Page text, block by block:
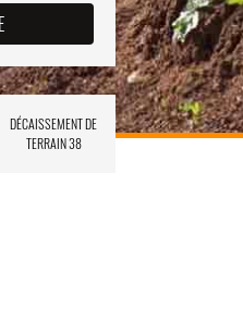
DÉCAISSEMENT DE
TERRAIN 38